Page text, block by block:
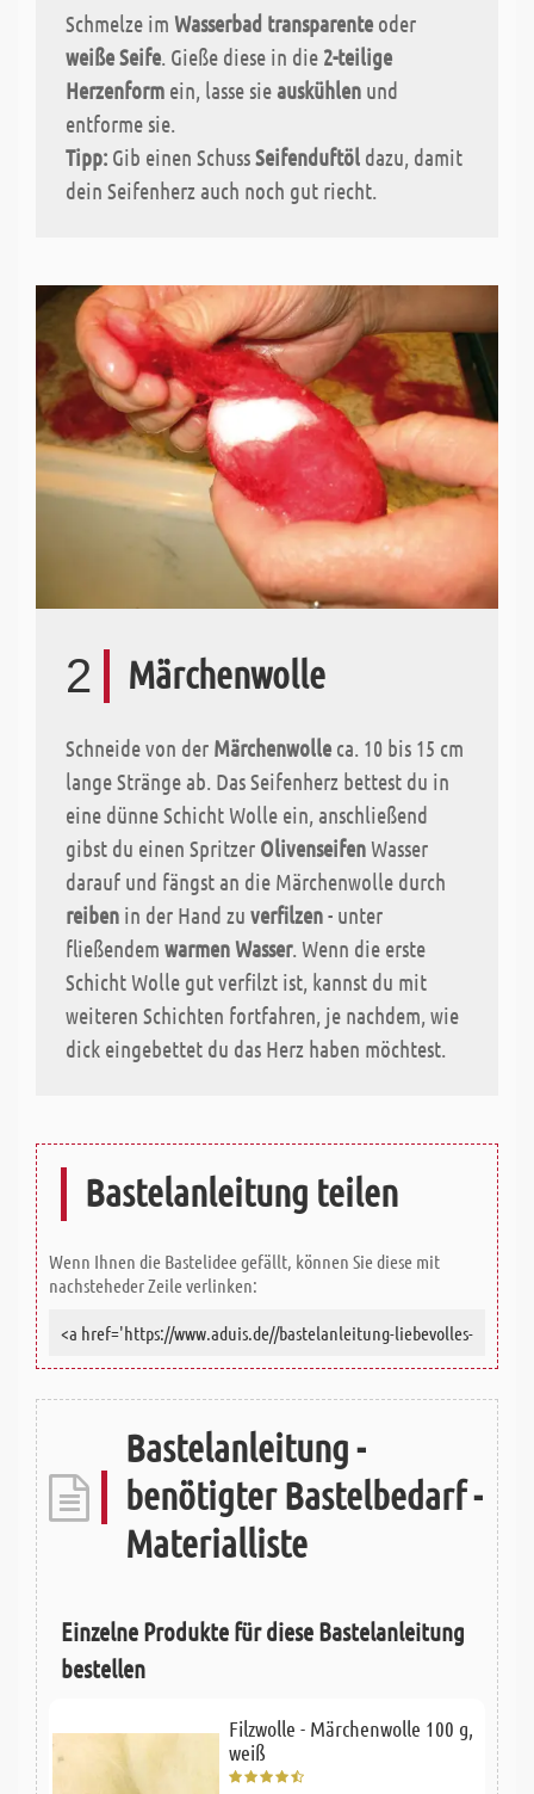
Schmelze im Wasserbad transparente oder
weiße Seife. Gieße diese in die 2-teilige
Herzenform ein, lasse sieauskühlen und
entforme sie.
Tipp: Gib einen SchussSeifenduftöl dazu, damit
dein Seifenherz auch noch gut riecht.
2 Märchenwolle
Schneide von der Märchenwolle ca. 10 bis 15 cm
lange Stränge ab. Das Seifenherz bettest du in
eine dünne Schicht Wolle ein, anschließend
gibst du einen Spritzer OlivenseifenWasser
darauf und fängst an die Märchenwolle durch
reiben in der Hand zu verfilzen- unter
fließendem warmen Wasser. Wenn die erste
Schicht Wolle gut verfilzt ist, kannst du mit
weiteren Schichten fortfahren, je nachdem, wie
dick eingebettet du das Herz haben möchtest.
Bastelanleitung teilen
Wenn Ihnen die Bastelidee gefällt, können Sie diese mit
nachsteheder Zeile verlinken:
Bastelanleitung -
benötigter Bastelbedarf -
Materialliste
Einzelne Produkte für diese Bastelanleitung
bestellen
Filzwolle - Märchenwolle 100 g,
weiß